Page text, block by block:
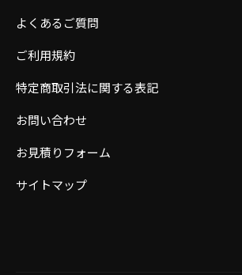
よくあるご質問
ご利用規約
特定商取引法に関する表記
お問い合わせ
お見積りフォーム
サイトマップ